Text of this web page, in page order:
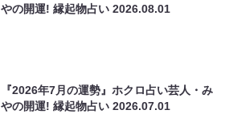
やの開運! 縁起物占い2026.08.01
『2026年7月の運勢』ホクロ占い芸人・み
やの開運! 縁起物占い2026.07.01